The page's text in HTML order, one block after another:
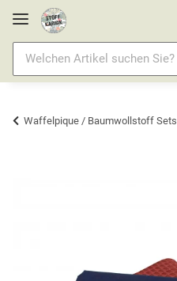
Waffelpique / Baumwollstoff Sets